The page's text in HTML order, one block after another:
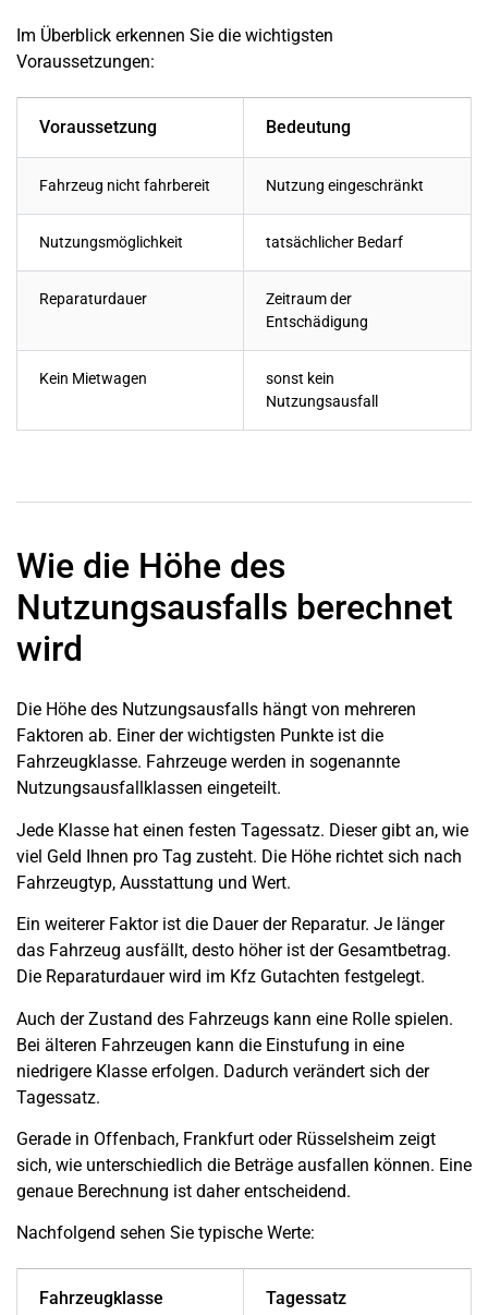
Im Überblick erkennen Sie die wichtigsten
Voraussetzungen:
Voraussetzung Bedeutung
Fahrzeug nicht fahrbereit Nutzung eingeschränkt
Nutzungsmöglichkeit tatsächlicher Bedarf
Reparaturdauer
Zeitraum der
Entschädigung
Kein Mietwagen
sonst kein
Nutzungsausfall
Wie die Höhe des
Nutzungsausfalls berechnet
wird
Die Höhe des Nutzungsausfalls hängt von mehreren
Faktoren ab. Einer der wichtigsten Punkte ist die
Fahrzeugklasse. Fahrzeuge werden in sogenannte
Nutzungsausfallklassen eingeteilt.
Jede Klasse hat einen festen Tagessatz. Dieser gibt an, wie
viel Geld Ihnen pro Tag zusteht. Die Höhe richtet sich nach
Fahrzeugtyp, Ausstattung und Wert.
Ein weiterer Faktor ist die Dauer der Reparatur. Je länger
das Fahrzeug ausfällt, desto höher ist der Gesamtbetrag.
Die Reparaturdauer wird im Kfz Gutachten festgelegt.
Auch der Zustand des Fahrzeugs kann eine Rolle spielen.
Bei älteren Fahrzeugen kann die Einstufung in eine
niedrigere Klasse erfolgen. Dadurch verändert sich der
Tagessatz.
Gerade in Offenbach, Frankfurt oder Rüsselsheim zeigt
sich, wie unterschiedlich die Beträge ausfallen können. Eine
genaue Berechnung ist daher entscheidend.
Nachfolgend sehen Sie typische Werte:
Fahrzeugklasse Tagessatz